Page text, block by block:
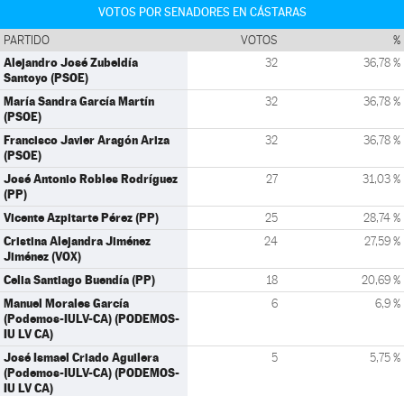
VOTOS POR SENADORES EN CÁSTARAS
PARTIDO VOTOS %
Alejandro José Zubeldía
Santoyo (PSOE)
32 36,78 %
María Sandra García Martín
(PSOE)
32 36,78 %
Francisco Javier Aragón Ariza
(PSOE)
32 36,78 %
José Antonio Robles Rodríguez
(PP)
27 31,03 %
Vicente Azpitarte Pérez (PP) 25 28,74 %
Cristina Alejandra Jiménez
Jiménez (VOX)
24 27,59 %
Celia Santiago Buendía (PP) 18 20,69 %
Manuel Morales García
(Podemos-IULV-CA) (PODEMOS-
IU LV CA)
6 6,9 %
José Ismael Criado Aguilera
(Podemos-IULV-CA) (PODEMOS-
IU LV CA)
5 5,75 %